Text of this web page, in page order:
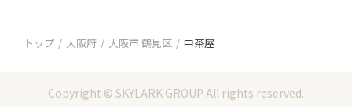
トップ 大阪府 大阪市 鶴見区 中茶屋
Copyright © SKYLARK GROUP All rights reserved.